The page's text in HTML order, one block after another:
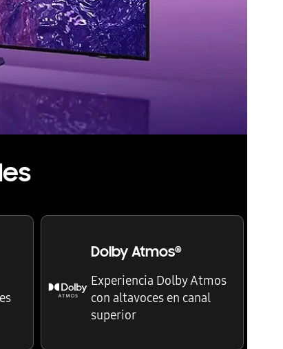
Dolby Atmos®
Experiencia Dolby Atmos
con altavoces en canal
superior